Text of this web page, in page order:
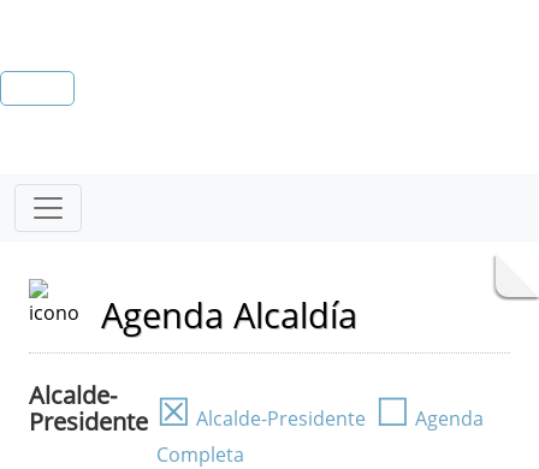
Agenda Alcaldía
Alcalde-
Presidente ☒ Alcalde-Presidente ☐ Agenda
Completa